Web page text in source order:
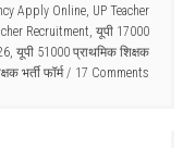
Apply Online, UP Teacher
Recruitment, यूपी 17000
, यूपी 51000 प्राथमिक शिक्षक
भर्ती फॉर्म 17 Comments